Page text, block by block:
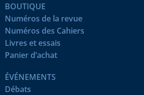
BOUTIQUE
Numéros de la revue
Numéros des Cahiers
Livres et essais
Panier d’achat
ÉVÉNEMENTS
Débats